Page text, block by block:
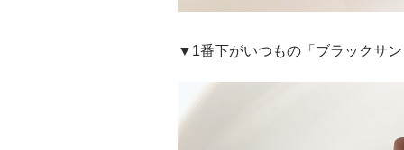
▼1番下がいつもの「ブラックサ